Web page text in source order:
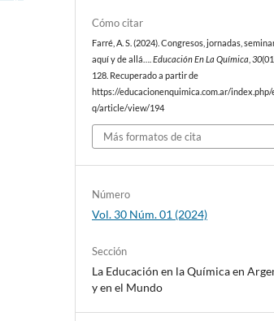
Cómo citar
Farré, A. S. (2024). Congresos, jornadas,
aquí y de allá….Educación En La Química ,30
128. Recuperado a partir de
https://educacionenquimica.com.ar/index.php/
q/article/view/194
Más formatos de cita
Número
Vol. 30 Núm. 01 (2024)
Sección
La Educación en la Química en
y en el Mundo